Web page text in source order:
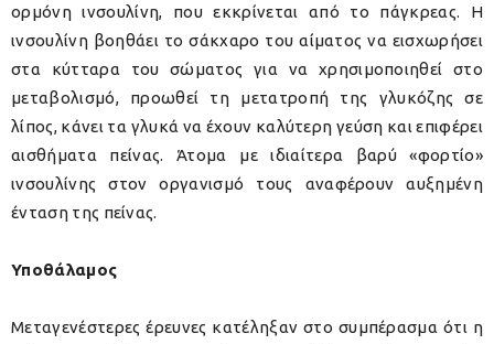
ορμόνη ινσουλίνη, που εκκρίνεται από το πάγκρεας. Η
ινσουλίνη βοηθάει το σάκχαρο του αίματος να εισχωρήσει
στα κύτταρα του σώματος για να χρησιμοποιηθεί στο
μεταβολισμό, προωθεί τη μετατροπή της γλυκόζης σε
λίπος, κάνει τα γλυκά να έχουν καλύτερη γεύση και επιφέρει
αισθήματα πείνας. Άτομα με ιδιαίτερα βαρύ «φορτίο»
ινσουλίνης στον οργανισμό τους αναφέρουν αυξημένη
ένταση της πείνας.
Υποθάλαμος
Μεταγενέστερες έρευνες κατέληξαν στο συμπέρασμα ότι η